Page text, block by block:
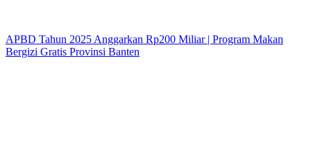
APBD Tahun 2025 Anggarkan Rp200 Miliar | Program Makan
Bergizi Gratis Provinsi Banten